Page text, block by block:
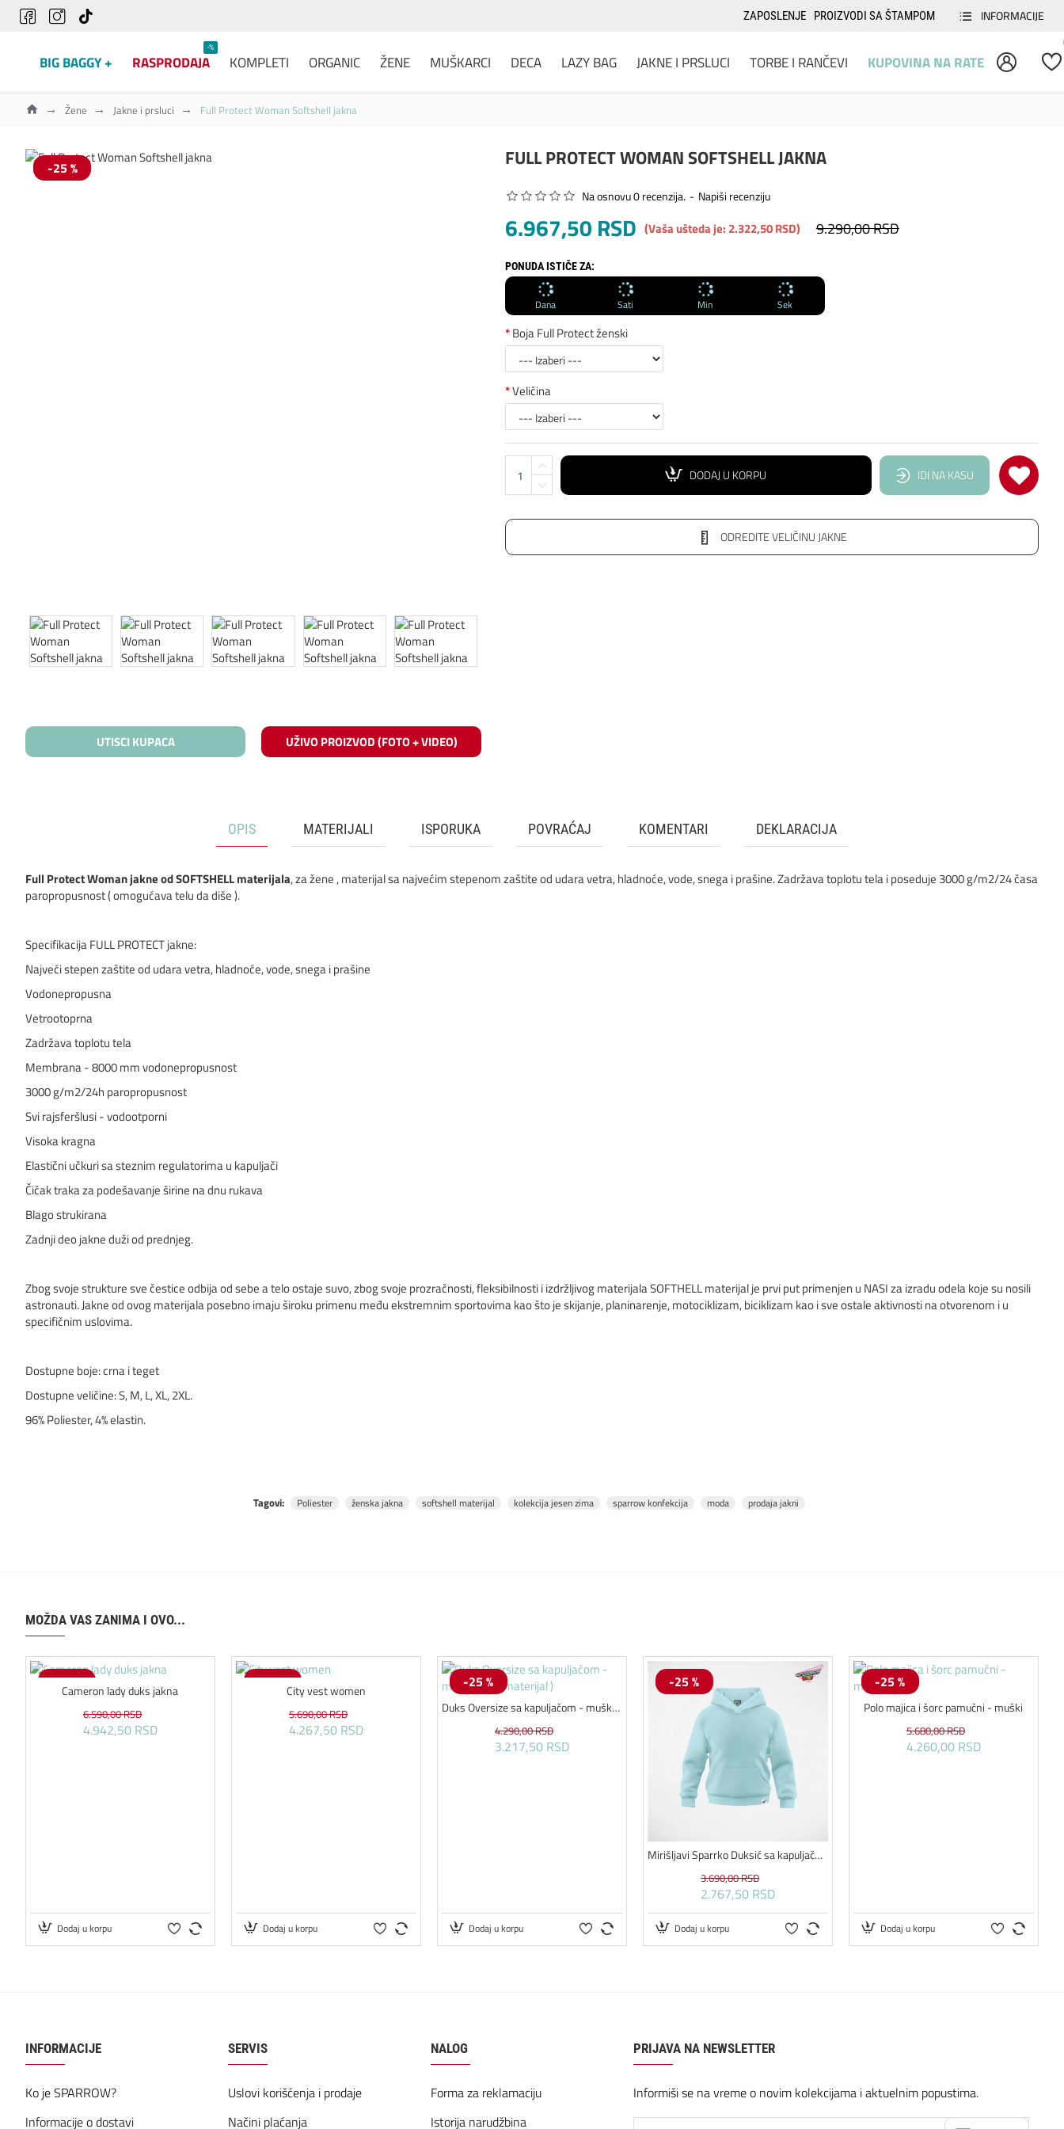
ZAPOSLENJE PROIZVODI SA ŠTAMPOM INFORMACIJE
BIG BAGGY + RASPRODAJA
-%
KOMPLETI ORGANIC ŽENE MUŠKARCI DECA LAZY BAG JAKNE I PRSLUCI TORBE I RANČEVI KUPOVINA NA RATE
Žene Jakne i prsluci Full Protect Woman Softshell jakna
-25 %
UTISCI KUPACA UŽIVO PROIZVOD (FOTO + VIDEO)
FULL PROTECT WOMAN SOFTSHELL JAKNA
Na osnovu 0 recenzija. - Napiši recenziju
PONUDA ISTIČE ZA:
Dana Sati Min Sek
6.967,50 RSD (Vaša ušteda je: 2.322,50 RSD) 9.290,00 RSD
Boja Full Protect ženski
Veličina
DODAJ U KORPU IDI NA KASU
ODREDITE VELIČINU JAKNE
OPIS MATERIJALI ISPORUKA POVRAĆAJ KOMENTARI DEKLARACIJA
Full Protect Woman jakne od SOFTSHELL materijala, za žene , materijal sa najvećim stepenom zaštite od udara vetra, hladnoće, vode, snega i prašine. Zadržava toplotu tela i poseduje 3000 g/m2/24 časa
paropropusnost ( omogućava telu da diše ).
Specifikacija FULL PROTECT jakne:
Najveći stepen zaštite od udara vetra, hladnoće, vode, snega i prašine
Vodonepropusna
Vetrootoprna
Zadržava toplotu tela
Membrana - 8000 mm vodonepropusnost
3000 g/m2/24h paropropusnost
Svi rajsferšlusi - vodootporni
Visoka kragna
Elastični učkuri sa steznim regulatorima u kapuljači
Čičak traka za podešavanje širine na dnu rukava
Blago strukirana
Zadnji deo jakne duži od prednjeg.
Zbog svoje strukture sve čestice odbija od sebe a telo ostaje suvo, zbog svoje prozračnosti, fleksibilnosti i izdržljivog materijala SOFTHELL materijal je prvi put primenjen u NASI za izradu odela koje su nosili
astronauti. Jakne od ovog materijala posebno imaju široku primenu među ekstremnim sportovima kao što je skijanje, planinarenje, motociklizam, biciklizam kao i sve ostale aktivnosti na otvorenom i u
specifičnim uslovima.
Dostupne boje: crna i teget
Dostupne veličine: S, M, L, XL, 2XL.
96% Poliester, 4% elastin.
Tagovi: Poliester ženska jakna softshell materijal kolekcija jesen zima sparrow konfekcija moda prodaja jakni
MOŽDA VAS ZANIMA I OVO...
-25 %
Cameron lady duks jakna
4.942,50 RSD
6.590,00 RSD
Dodaj u korpu
-25 %City vest women
4.267,50 RSD
5.690,00 RSD
Dodaj u korpu
-25 %
Duks Oversize sa kapuljačom - muški ( tanji materijal )
3.217,50 RSD
4.290,00 RSD
Dodaj u korpu
-25 %
Mirišljavi Sparrko Duksić sa kapuljačom za decu
2.767,50 RSD
3.690,00 RSD
Dodaj u korpu
-25 %
Polo majica i šorc pamučni - muški
4.260,00 RSD
5.680,00 RSD
Dodaj u korpu
INFORMACIJE
Ko je SPARROW?
Informacije o dostavi
SERVIS
Uslovi korišćenja i prodaje
Načini plaćanja
NALOG
Forma za reklamaciju
Istorija narudžbina
PRIJAVA NA NEWSLETTER
Informiši se na vreme o novim kolekcijama i aktuelnim popustima.